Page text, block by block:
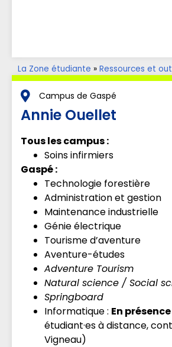
La Zone étudiante » Ressources et
Accompagnement aux
étudesCampus de Gaspé
Annie Ouellet
Tous les campus :
Soins infirmiers
Gaspé :
Technologie forestière
Administration et gestion
Maintenance industrielle
Génie électrique
Tourisme d’aventure
Aventure-études
Adventure Tourism
Natural science / Social
Springboard
Informatique : En présence
étudiant·es à distance,
Vigneau)